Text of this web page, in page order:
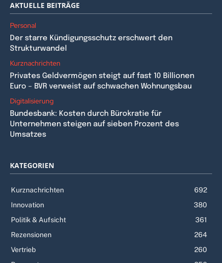
AKTUELLE BEITRÄGE
Personal
Der starre Kündigungsschutz erschwert den
Strukturwandel
Kurznachrichten
Privates Geldvermögen steigt auf fast 10 Billionen
Euro – BVR verweist auf schwachen Wohnungsbau
Digitalisierung
Bundesbank: Kosten durch Bürokratie für
Unternehmen steigen auf sieben Prozent des
Umsatzes
KATEGORIEN
Kurznachrichten
692
Innovation
380
Politik & Aufsicht
361
Rezensionen
264
Vertrieb
260